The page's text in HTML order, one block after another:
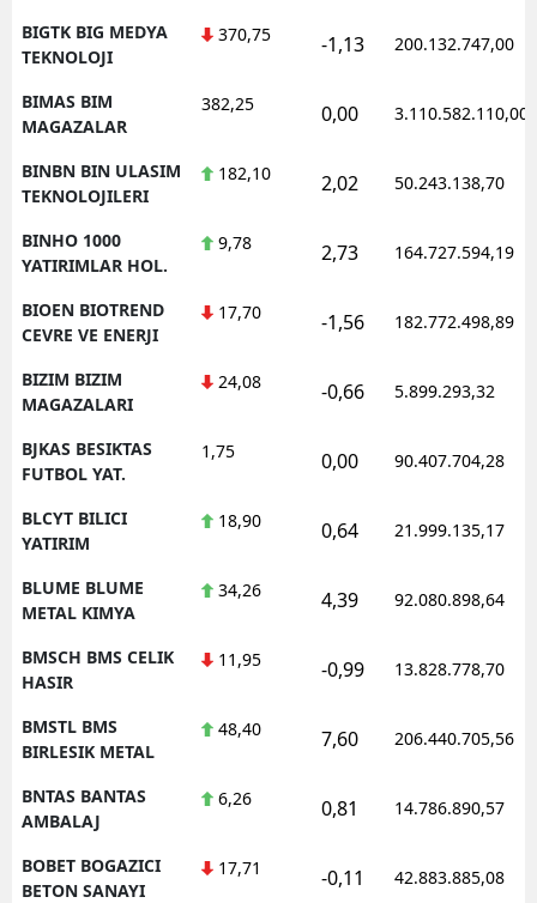
BIGTK BIG MEDYA
TEKNOLOJI
370,75 -1,13 200.132.747,00
BIMAS BIM
MAGAZALAR
382,25 0,00 3.110.582.110,00
BINBN BIN ULASIM
TEKNOLOJILERI
182,10 2,02 50.243.138,70
BINHO 1000
YATIRIMLAR HOL.
9,78 2,73 164.727.594,19
BIOEN BIOTREND
CEVRE VE ENERJI
17,70 -1,56 182.772.498,89
BIZIM BIZIM
MAGAZALARI
24,08 -0,66 5.899.293,32
BJKAS BESIKTAS
FUTBOL YAT.
1,75 0,00 90.407.704,28
BLCYT BILICI
YATIRIM
18,90 0,64 21.999.135,17
BLUME BLUME
METAL KIMYA
34,26 4,39 92.080.898,64
BMSCH BMS CELIK
HASIR
11,95 -0,99 13.828.778,70
BMSTL BMS
BIRLESIK METAL
48,40 7,60 206.440.705,56
BNTAS BANTAS
AMBALAJ
6,26 0,81 14.786.890,57
BOBET BOGAZICI
BETON SANAYI
17,71 -0,11 42.883.885,08